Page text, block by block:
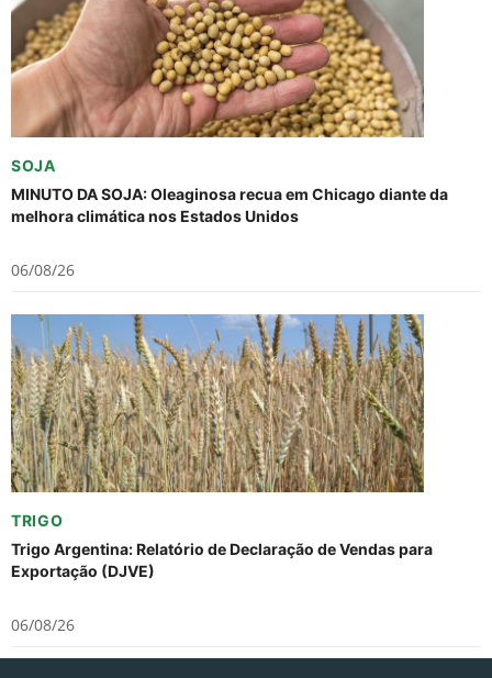
SOJA
MINUTO DA SOJA: Oleaginosa recua em Chicago diante da
melhora climática nos Estados Unidos
06/08/26
TRIGO
Trigo Argentina: Relatório de Declaração de Vendas para
Exportação (DJVE)
06/08/26